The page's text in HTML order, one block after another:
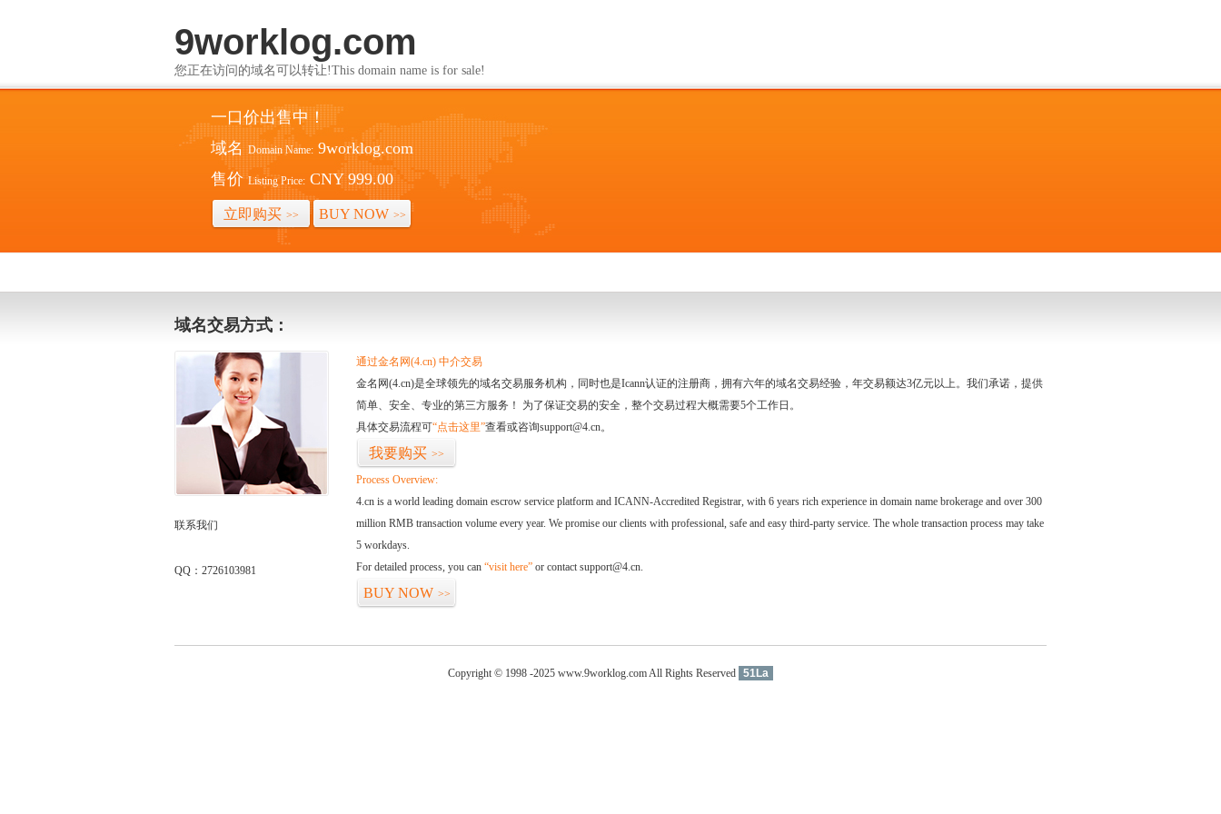
9worklog.com
您正在访问的域名可以转让!This domain name is for sale!
一口价出售中！
域名 Domain Name: 9worklog.com
售价 Listing Price: CNY 999.00
立即购买 >> BUY NOW >>
域名交易方式：
联系我们
QQ：2726103981
通过金名网(4.cn) 中介交易
金名网(4.cn)是全球领先的域名交易服务机构，同时也是Icann认证的注册商，拥有六年的域名交易经验，年交易额达3亿元以上。我们承诺，提供
简单、安全、专业的第三方服务！ 为了保证交易的安全，整个交易过程大概需要5个工作日。
具体交易流程可“点击这里”查看或咨询support@4.cn。
我要购买 >>
Process Overview:
4.cn is a world leading domain escrow service platform and ICANN-Accredited Registrar, with 6 years rich experience in domain name brokerage and over 300
million RMB transaction volume every year. We promise our clients with professional, safe and easy third-party service. The whole transaction process may take
5 workdays.
For detailed process, you can “visit here” or contact support@4.cn.
BUY NOW >>
Copyright © 1998 -2025 www.9worklog.com All Rights Reserved 51La